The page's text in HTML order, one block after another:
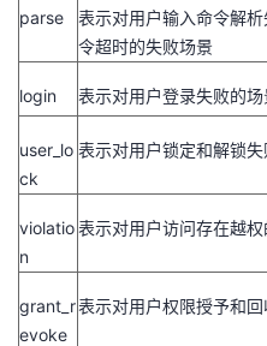
parse
表示对用户输入命令解
令超时的失败场景
login 表示对用户登录失败的
user_lo
ck
表示对用户锁定和解锁
violatio
n
表示对用户访问存在越
grant_r
evoke
表示对用户权限授予和